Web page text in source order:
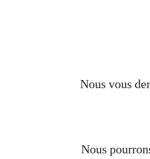
Nous vous
Nous